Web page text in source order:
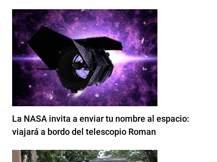
La NASA invita a enviar tu nombre al espacio:
viajará a bordo del telescopio Roman